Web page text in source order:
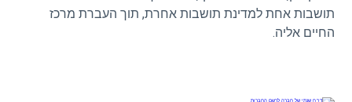
תושבות אחת למדינת תושבות אחרת, תוך העברת מרכז
החיים אליה.